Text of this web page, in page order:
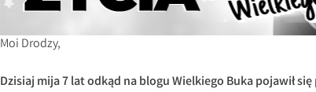
Moi Drodzy,
Dzisiaj mija 7 lat odkąd na blogu Wielkiego Buka pojawił